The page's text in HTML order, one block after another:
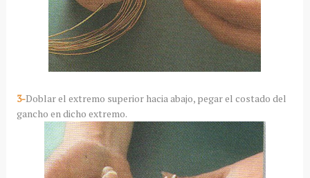
3-Doblar el extremo superior hacia abajo, pegar el costado del
gancho en dicho extremo.